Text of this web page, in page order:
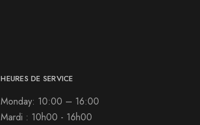
HEURES DE SERVICE
Monday: 10:00 – 16:00
Mardi : 10h00 - 16h00